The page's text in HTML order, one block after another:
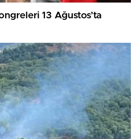
13 Ağustos’ta